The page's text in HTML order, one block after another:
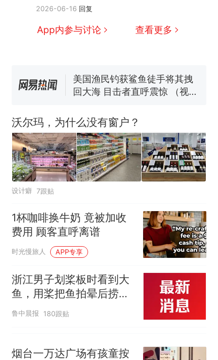
2026-06-16 回复
App内参与讨论 查看更多
么？
费大厨“全国小炒肉大王”称
号，仅凭视频评出？中国烹饪
140多朵
美国渔民钓获鲨鱼徒手将其拽
回大海 目击者直呼震惊 （视频
官方通报
那个在床头放菜刀的女孩，
因老师一句“跟我回家”改写了
人生
沃尔玛，为什么没有窗户？
设计癖 7跟贴
1杯咖啡换牛奶 竟被加收
费用 顾客直呼离谱
时光慢旅人 APP专享
浙江男子划桨板时看到大
鱼，用桨把鱼拍晕后捞
起；当事人：鱼重7斤6
两，做成红烧辣子鱼块，
鲁中晨报 180跟贴
烟台一万达广场有孩童按